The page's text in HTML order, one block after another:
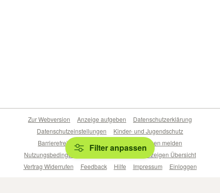
Filter anpassen
Zur Webversion Anzeige aufgeben
Datenschutzerklärung
Datenschutzeinstellungen
Kinder- und Jugendschutz
Barrierefreiheitserklärung
Sicherheitslücken melden
Nutzungsbedingungen
Beliebte Suchen
Anzeigen Übersicht
Vertrag Widerrufen
Feedback Hilfe Impressum Einloggen